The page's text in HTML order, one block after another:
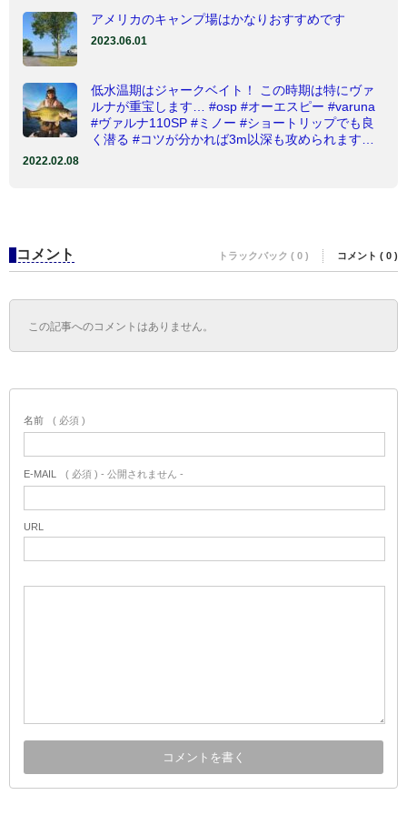
アメリカのキャンプ場はかなりおすすめです
2023.06.01
低水温期はジャークベイト！ この時期は特にヴァ
ルナが重宝します… #osp #オーエスピー #varuna
#ヴァルナ110SP #ミノー #ショートリップでも良
く潜る #コツが分かれば3m以深も攻められます…
2022.02.08
コメント トラックバック ( 0 ) コメント ( 0 )
この記事へのコメントはありません。
名前 ( 必須 )
E-MAIL ( 必須 ) - 公開されません -
URL